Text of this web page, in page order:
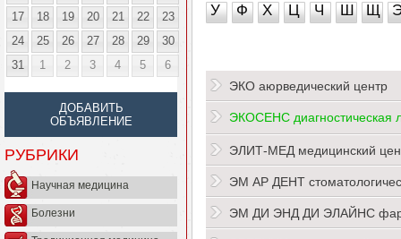
17
18 19 20 21 22
23
24
25 26 27 28 29
30
31
1 2 3 4 5 6
ДОБАВИТЬ
ОБЪЯВЛЕНИЕ
РУБРИКИ
Научная медицина
Болезни
У
Ф Х Ц Ч Ш Щ
ЭКО аюрведический центр
ЭКОСЕНС диагностическая
ЭЛИТ-МЕД медицинский
ЭМ АР ДЕНТ
ЭМ ДИ ЭНД ДИ ЭЛАЙНС